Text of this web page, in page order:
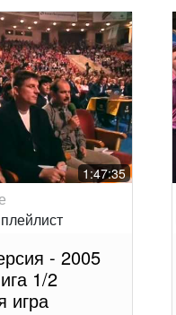
1:47:35
- 2005
1/2
игра